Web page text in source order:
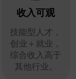
收入可观
技能型人才，
创业＋就业，
综合收入高于
其他行业。